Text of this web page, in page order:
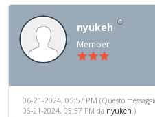
nyukeh
Member
06-21-2024, 05:57 PM (Questo
06-21-2024, 05:57 PM da nyukeh.)